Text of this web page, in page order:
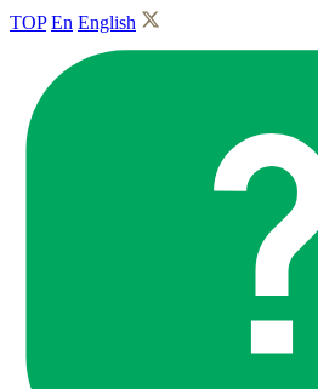
TOP En English